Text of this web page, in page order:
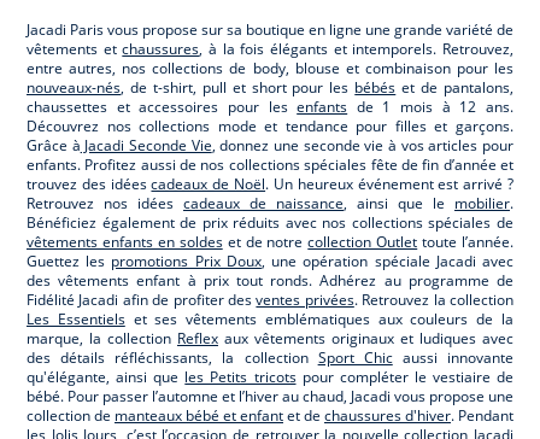
Jacadi Paris vous propose sur sa boutique en ligne une grande variété de
vêtements etchaussures, à la fois élégants et intemporels. Retrouvez,
entre autres, nos collections de body, blouse et combinaison pour les
nouveaux-nés, de t-shirt, pull et short pour les bébés et de pantalons,
chaussettes et accessoires pour lesenfants de 1 mois à 12 ans.
Découvrez nos collections mode et tendance pour filles et garçons.
Grâce à Jacadi Seconde Vie, donnez une seconde vie à vos articles pour
enfants. Profitez aussi de nos collections spéciales fête de fin d’année et
trouvez des idéescadeaux de Noël. Un heureux événement est arrivé ?
Retrouvez nos idées cadeaux de naissance, ainsi que le mobilier.
Bénéficiez également de prix réduits avec nos collections spéciales de
vêtements enfants en soldeset de notrecollection Outlet toute l’année.
Guettez les promotions Prix Doux, une opération spéciale Jacadi avec
des vêtements enfant à prix tout ronds. Adhérez au programme de
Fidélité Jacadi afin de profiter desventes privées. Retrouvez la collection
Les Essentielset ses vêtements emblématiques aux couleurs de la
marque, la collection Reflex aux vêtements originaux et ludiques avec
des détails réfléchissants, la collection Sport Chicaussi innovante
qu'élégante, ainsi que les Petits tricotspour compléter le vestiaire de
bébé. Pour passer l’automne et l’hiver au chaud, Jacadi vous propose une
collection de manteaux bébé et enfantet de chaussures d'hiver. Pendant
les Jolis Jours , c’est l’occasion de retrouver la nouvelle collection Jacadi